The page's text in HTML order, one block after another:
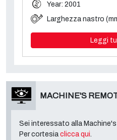
Year: 2001
Larghezza nastro
Leggi
MACHINE'S
Sei interessato alla
Per cortesia clicca qui.